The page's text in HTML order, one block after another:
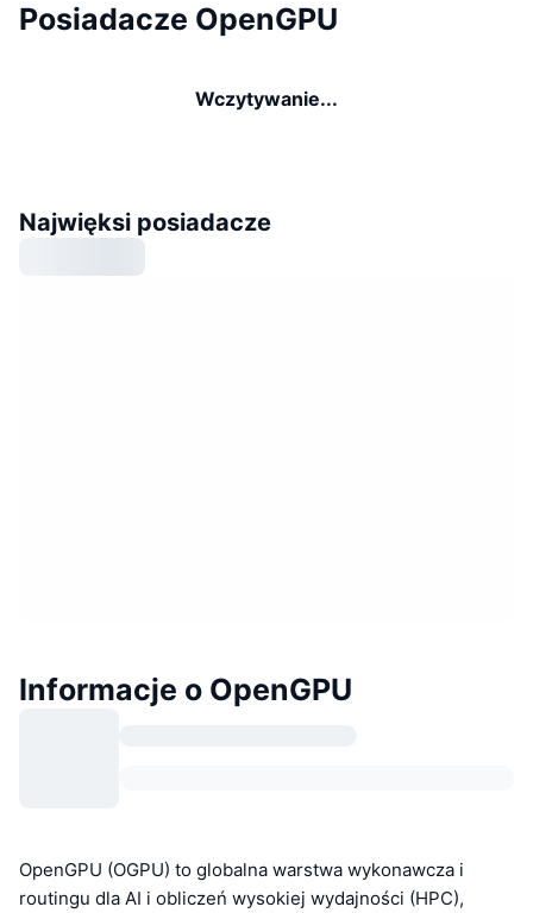
Posiadacze OpenGPU
Wczytywanie...
Najwięksi posiadacze
Informacje o OpenGPU
OpenGPU (OGPU) to globalna warstwa wykonawcza i
routingu dla AI i obliczeń wysokiej wydajności (HPC),